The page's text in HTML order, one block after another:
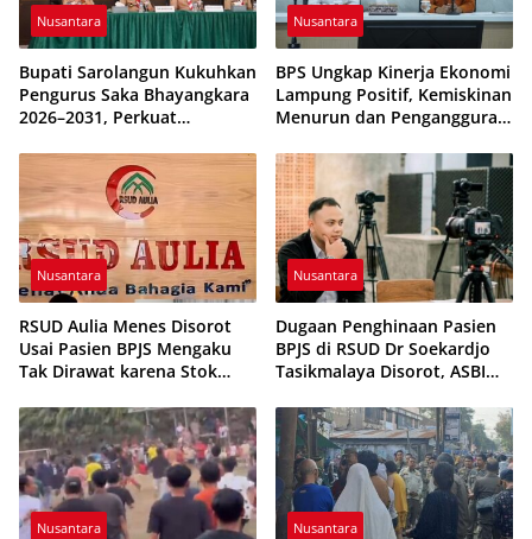
Nusantara
Bupati Sarolangun Kukuhkan
Pengurus Saka Bhayangkara
2026–2031, Perkuat
Generasi Muda
Nusantara
BPS Ungkap Kinerja Ekonomi
Lampung Positif, Kemiskinan
Menurun dan Pengangguran
Nusantara
RSUD Aulia Menes Disorot
Usai Pasien BPJS Mengaku
Tak Dirawat karena Stok
Nusantara
Dugaan Penghinaan Pasien
BPJS di RSUD Dr Soekardjo
Tasikmalaya Disorot, ASBI
Etika Pelayanan
Nusantara Nusantara